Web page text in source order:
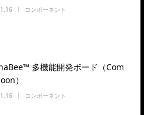
コンポーネント
多機能開発ボード（Com
）
コンポーネント